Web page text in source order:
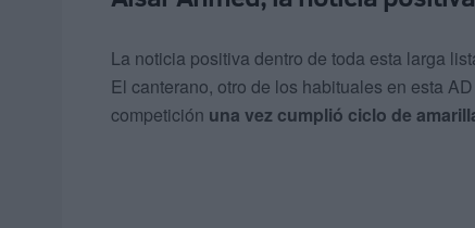
La noticia positiva dentro de toda esta larga
El canterano, otro de los habituales en esta
competición una vez cumplió ciclo de